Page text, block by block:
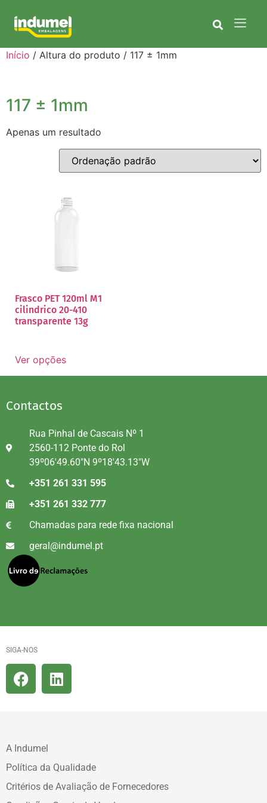
Início / Altura do produto / 117 ± 1mm
117 ± 1mm
Apenas um resultado
Frasco PET 120ml M1
cilindrico 20-410
transparente 13g
Ver opções
Contactos
Rua Pinhal de Cascais Nº 1
2560-112 Ponte do Rol
39º06'49.60"N 9º18'43.13"W
+351 261 331 595
+351 261 332 777
Chamadas para rede fixa nacional
geral@indumel.pt
SIGA-NOS
A Indumel
Política da Qualidade
Critérios de Avaliação de Fornecedores